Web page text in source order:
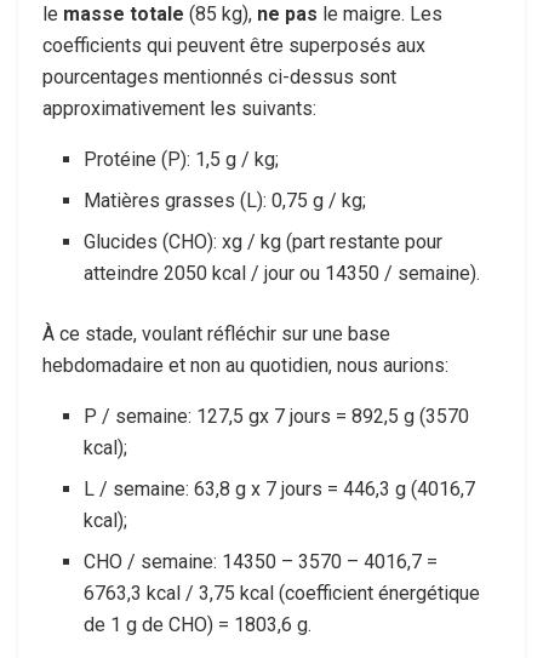
le masse totale (85 kg), ne pas le maigre. Les
coefficients qui peuvent être superposés aux
pourcentages mentionnés ci-dessus sont
approximativement les suivants:
Protéine (P): 1,5 g / kg;
Matières grasses (L): 0,75 g / kg;
Glucides (CHO): xg / kg (part restante pour
atteindre 2050 kcal / jour ou 14350 / semaine).
À ce stade, voulant réfléchir sur une base
hebdomadaire et non au quotidien, nous aurions:
P / semaine: 127,5 gx 7 jours = 892,5 g (3570
kcal);
L / semaine: 63,8 g x 7 jours = 446,3 g (4016,7
kcal);
CHO / semaine: 14350 – 3570 – 4016,7 =
6763,3 kcal / 3,75 kcal (coefficient énergétique
de 1 g de CHO) = 1803,6 g.